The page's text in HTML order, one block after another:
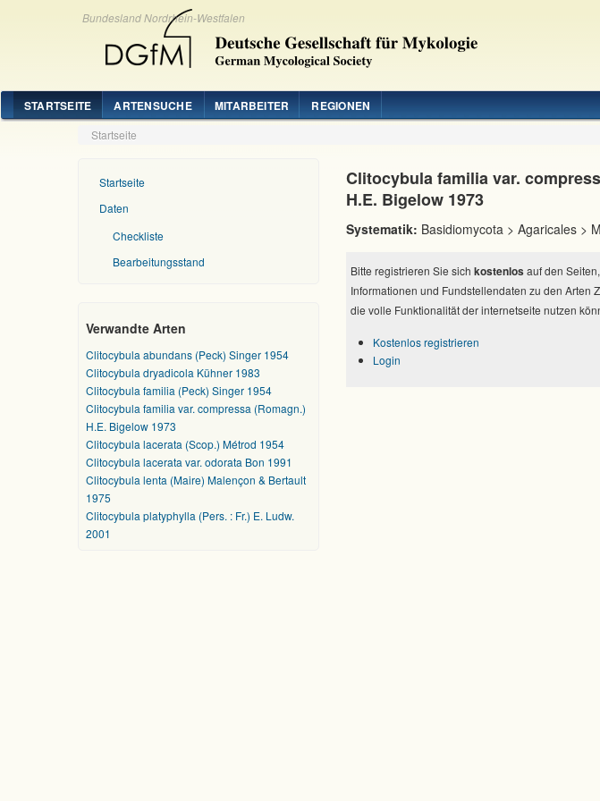
Bundesland Nordrhein-Westfalen
STARTSEITE ARTENSUCHE MITARBEITER REGIONEN
Startseite
Startseite
Daten
Checkliste
Bearbeitungsstand
Verwandte Arten
Clitocybula abundans (Peck) Singer 1954
Clitocybula dryadicola Kühner 1983
Clitocybula familia (Peck) Singer 1954
Clitocybula familia var. compressa (Romagn.)
H.E. Bigelow 1973
Clitocybula lacerata (Scop.) Métrod 1954
Clitocybula lacerata var. odorata Bon 1991
Clitocybula lenta (Maire) Malençon & Bertault
1975
Clitocybula platyphylla (Pers. : Fr.) E. Ludw.
2001
Clitocybula familia var.
H.E. Bigelow 1973
Systematik: Basidiomycota > Agaricales >
Bitte registrieren Sie sich kostenlos auf den
Informationen und Fundstellendaten zu den Arten
die volle Funktionalität der internetseite nutzen
Kostenlos registrieren
Login